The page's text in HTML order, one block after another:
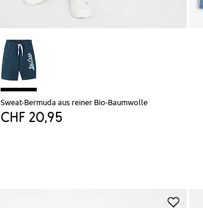
Sweat-Bermuda aus reiner Bio-Baumwolle
CHF 20,95